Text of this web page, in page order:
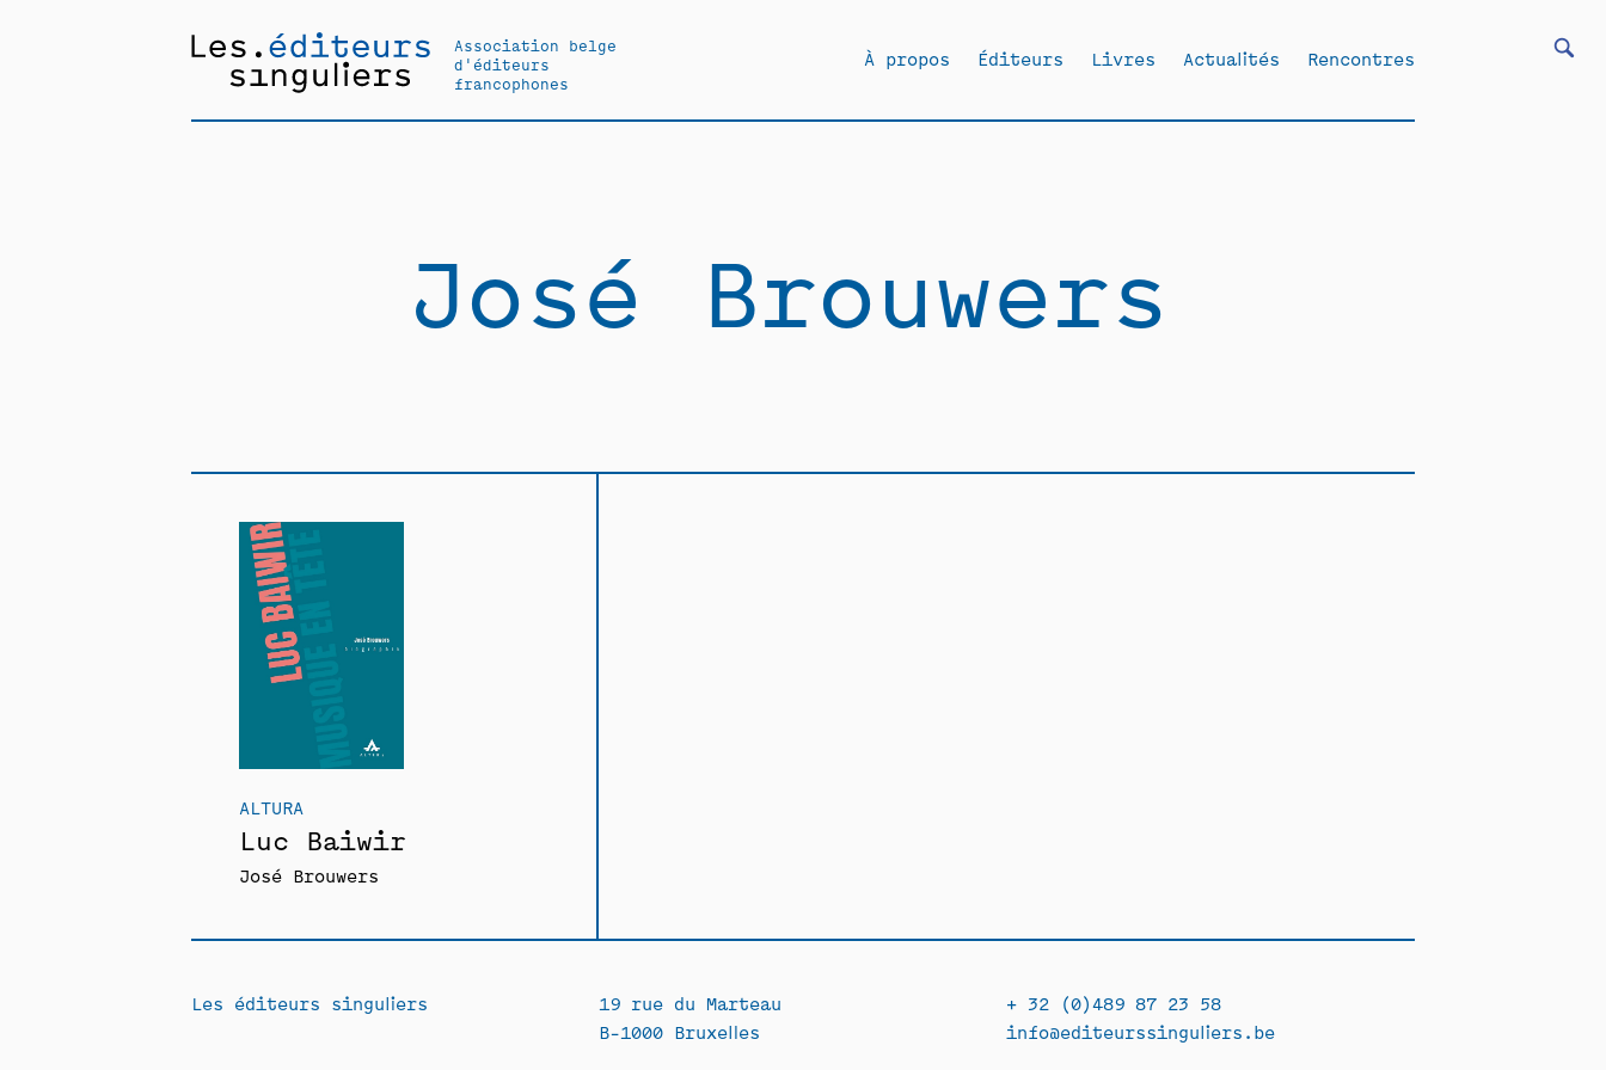
Association belge
d'éditeurs
francophones
À propos Éditeurs Livres Actualités Rencontres
José Brouwers
ALTURA
Luc Baiwir
José Brouwers
Les éditeurs singuliers
19 rue du Marteau
B-1000 Bruxelles
+ 32 (0)489 87 23 58
info@editeurssinguliers.be